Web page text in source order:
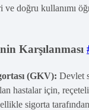
ve doğru kullanımı
Karşılanması
(GKV): Devlet
hastalar için,
sigorta tarafından